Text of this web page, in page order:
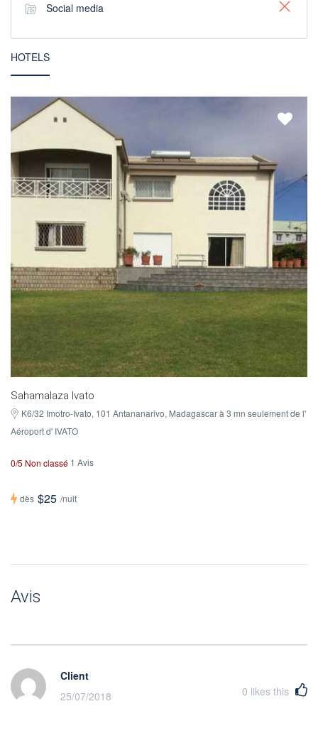
Social media
HOTELS
Sahamalaza Ivato
K6/32 Imotro-Ivato, 101 Antananarivo, Madagascar à 3 mn seulement de l'
Aéroport d' IVATO
0/5 Non classé 1 Avis
dès $25 /nuit
Avis
Client
25/07/2018
0 likes this